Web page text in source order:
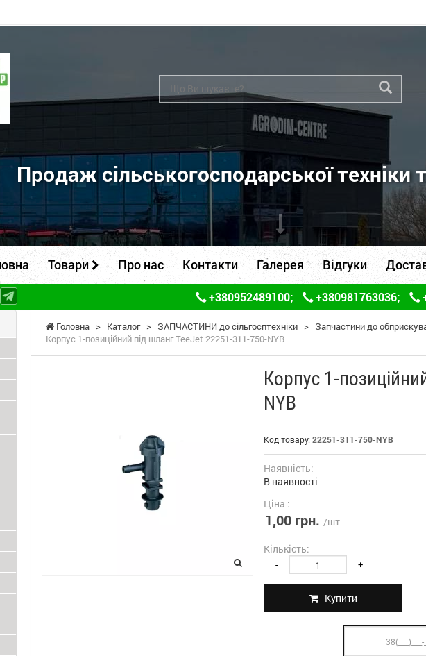
Продаж сільськогосподарської техніки
Товари Про нас Контакти Галерея Відгуки
+380952489100; +380981763036;
Головна > Каталог > ЗАПЧАСТИНИ до сільгосптехніки > Запчастини до
Корпус 1-позиційний під шланг TeeJet 22251-311-750-NYB
Корпус 1-
NYB
Код товару: 22251-311-750-NYB
Наявність:
В наявності
Ціна :
1,00 грн. /шт
Кількість:
- +
Купити